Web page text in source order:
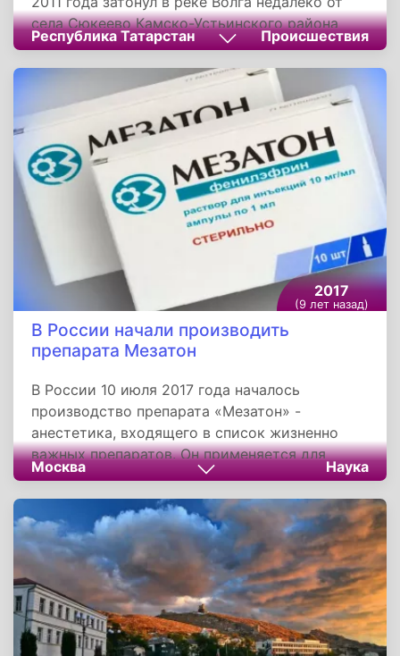
села Сюкеево Камско-Устьинского района
Татарстана. Судно отправилось в круиз с
целым рядом технических неполадок. В
результате трагедии, из 201 человека
находившихся на борту, погибли 122, в том
числе капитан судна Александр Островский.
Республика Татарстан Происшествия
2017
(9 лет назад)
В России начали производить
препарата Мезатон
В России 10 июля 2017 года началось
производство препарата «Мезатон» -
анестетика, входящего в список жизненно
важных препаратов. Он применяется для
повышения артериального давления при
коллапсе и гипотензии, связанных с
понижением сосудистого тонуса, но не при
первичной сердечной слабости, при
подготовке к операциям и во время операций,
при интоксикациях, инфекционных
заболеваниях, гипотонической болезни.
Москва Наука